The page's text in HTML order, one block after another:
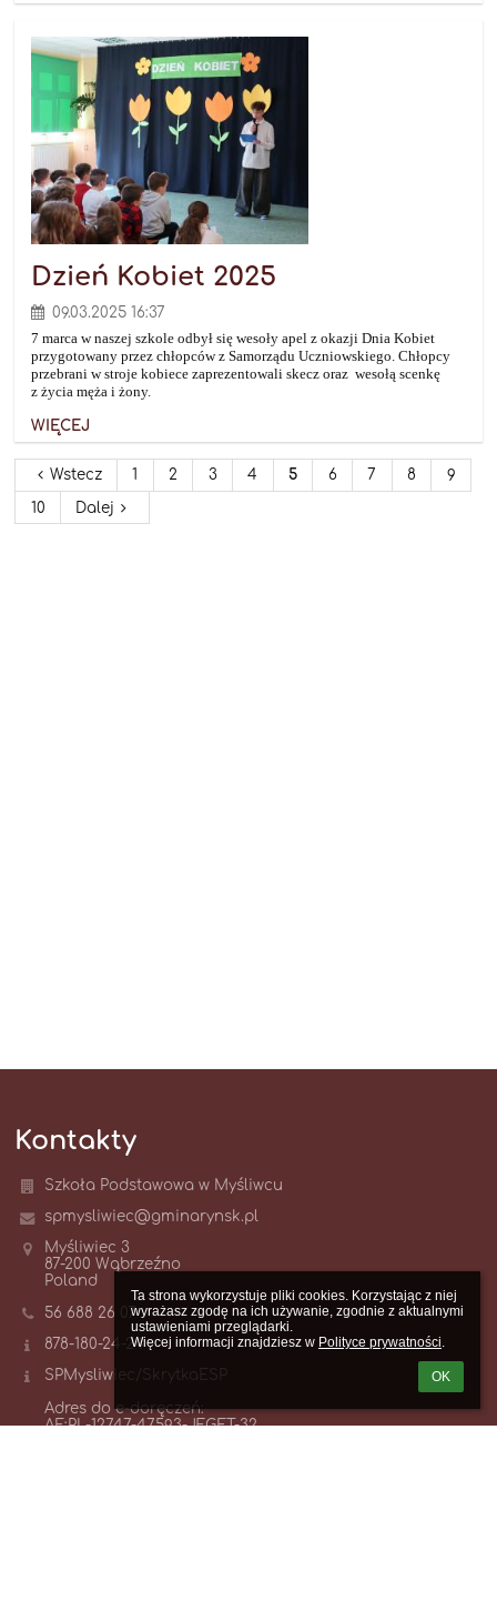
Ta strona wykorzystuje pliki cookies. Korzystając z niej
wyrażasz zgodę na ich używanie, zgodnie z aktualnymi
ustawieniami przeglądarki.
Więcej informacji znajdziesz w Polityce prywatności.
OK
Dzień Kobiet 2025
09.03.2025 16:37
7 marca w naszej szkole odbył się wesoły apel z okazji Dnia Kobiet
przygotowany przez chłopców z Samorządu Uczniowskiego. Chłopcy
przebrani w stroje kobiece zaprezentowali skecz oraz wesołą scenkę
z życia męża i żony.
WIĘCEJ
Wstecz 1 2 3 4 5 6 7 8
9
10
Dalej
Kontakty
Szkoła Podstawowa w Myśliwcu
spmysliwiec@gminarynsk.pl
Myśliwiec 3
87-200 Wąbrzeźno
Poland
56 688 26 07
878-180-24-24
SPMysliwiec/SkrytkaESP
Adres do e-doręczeń:
AE:PL-12747-47593-JFGET-32